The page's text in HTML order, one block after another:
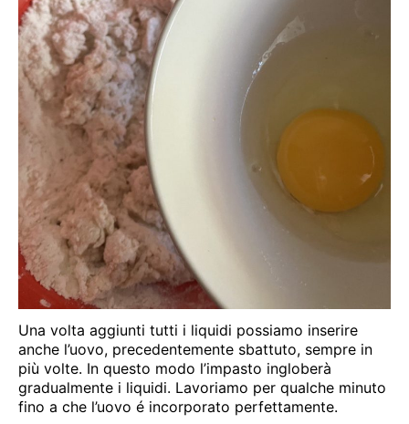
Una volta aggiunti tutti i liquidi possiamo inserire
anche l’uovo, precedentemente sbattuto, sempre in
più volte. In questo modo l’impasto ingloberà
gradualmente i liquidi. Lavoriamo per qualche minuto
fino a che l’uovo é incorporato perfettamente.